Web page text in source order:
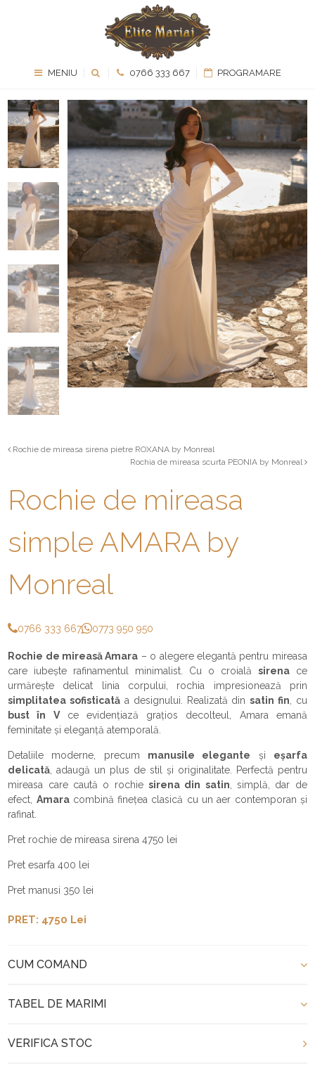
MENIU 0766 333 667 PROGRAMARE
Rochie de mireasa sirena pietre ROXANA by Monreal
Rochia de mireasa scurta PEONIA by Monreal
Rochie de mireasa
simple AMARA by
Monreal
0766 333 667 0773 950 950
Rochie de mireasă Amara – o alegere elegantă pentru mireasa
care iubește rafinamentul minimalist. Cu o croială sirenace
urmărește delicat linia corpului, rochia impresionează prin
simplitatea sofisticată a designului. Realizată dinsatin fin , cu
bust în Vce evidențiază grațios decolteul, Amara emană
feminitate și eleganță atemporală.
Detaliile moderne, precum manusile elegante și eșarfa
delicată , adaugă un plus de stil și originalitate. Perfectă pentru
mireasa care caută o rochie sirena din satin , simplă, dar de
efect, Amaracombină finețea clasică cu un aer contemporan și
rafinat.
Pret rochie de mireasa sirena 4750 lei
Pret esarfa 400 lei
Pret manusi 350 lei
PRET: 4750 Lei
CUM COMAND
TABEL DE MARIMI
VERIFICA STOC